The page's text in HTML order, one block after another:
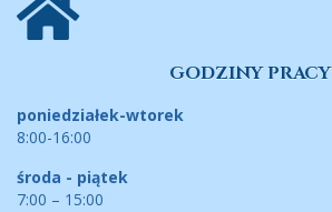
GODZINY PRACY
poniedziałek-wtorek
8:00-16:00
środa - piątek
7:00 – 15:00